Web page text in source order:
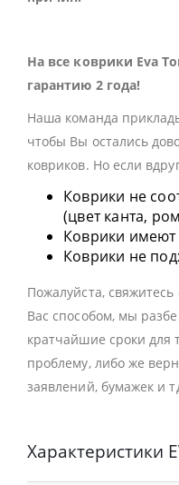
На все коврики Eva
гарантию 2 года!
Наша команда
чтобы Вы остались
ковриков. Но если
Коврики не
(цвет канта,
Коврики имеют
Коврики не
Пожалуйста,
Вас способом, мы
кратчайшие сроки для
проблему, либо же
заявлений, бумажек и
Характеристики